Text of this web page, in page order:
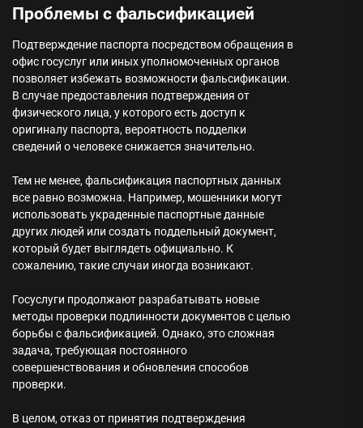
Проблемы с фальсификацией
Подтверждение паспорта посредством обращения в
офис госуслуг или иных уполномоченных органов
позволяет избежать возможности фальсификации.
В случае предоставления подтверждения от
физического лица, у которого есть доступ к
оригиналу паспорта, вероятность подделки
сведений о человеке снижается значительно.
Тем не менее, фальсификация паспортных данных
все равно возможна. Например, мошенники могут
использовать украденные паспортные данные
других людей или создать поддельный документ,
который будет выглядеть официально. К
сожалению, такие случаи иногда возникают.
Госуслуги продолжают разрабатывать новые
методы проверки подлинности документов с целью
борьбы с фальсификацией. Однако, это сложная
задача, требующая постоянного
совершенствования и обновления способов
проверки.
В целом, отказ от принятия подтверждения